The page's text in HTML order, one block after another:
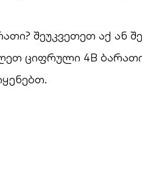
შეუკვეთეთ აქ ან
ციფრული 4B